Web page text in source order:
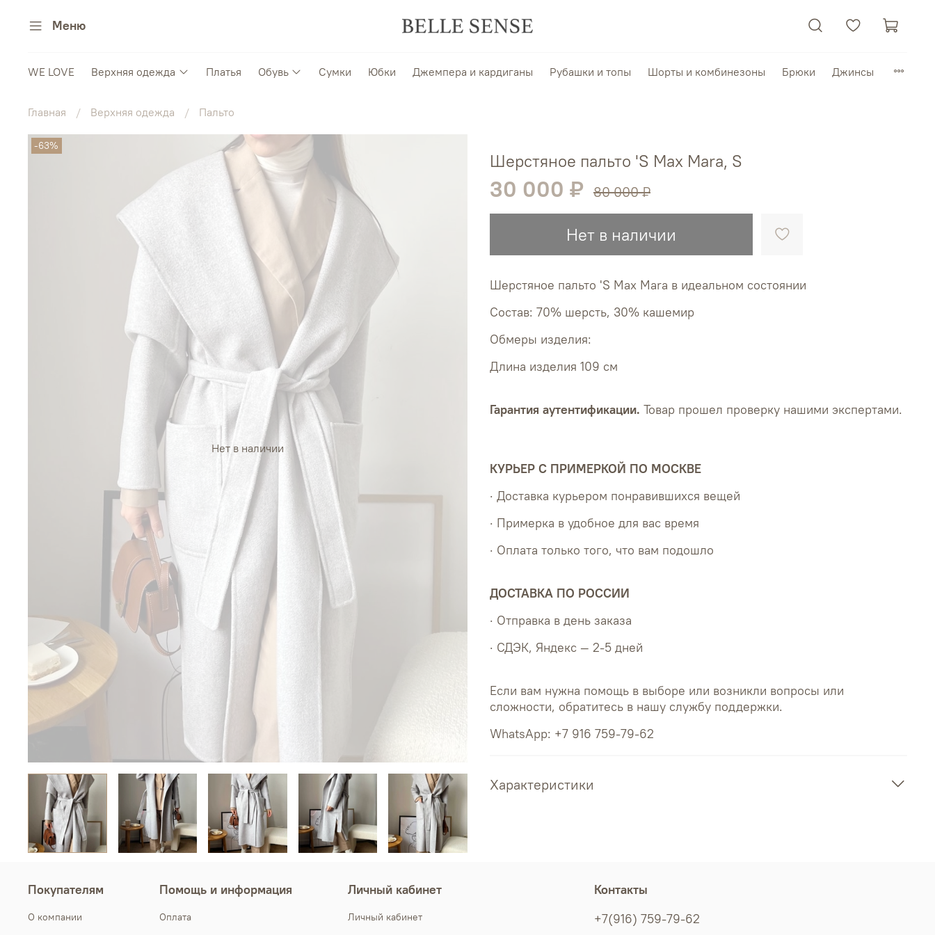
Меню
WE LOVE Верхняя одежда Платья Обувь Сумки Юбки Джемпера и кардиганы Рубашки и топы Шорты и комбинезоны Брюки Джинсы
Главная Верхняя одежда Пальто
Нет в наличии
-63%
Шерстяное пальто 'S Max Mara, S
30 000 ₽ 80 000 ₽
Нет в наличии
Шерстяное пальто 'S Max Mara в идеальном состоянии
Состав: 70% шерсть, 30% кашемир
Обмеры изделия:
Длина изделия 109 см
Гарантия аутентификации. Товар прошел проверку нашими экспертами.
КУРЬЕР С ПРИМЕРКОЙ ПО МОСКВЕ
· Доставка курьером понравившихся вещей
· Примерка в удобное для вас время
· Оплата только того, что вам подошло
ДОСТАВКА ПО РОССИИ
· Отправка в день заказа
· СДЭК, Яндекс — 2-5 дней
Если вам нужна помощь в выборе или возникли вопросы или
сложности, обратитесь в нашу службу поддержки.
WhatsApp: +7 916 759-79-62
Характеристики
Покупателям
О компании
Помощь и информация
Оплата
Личный кабинет
Личный кабинет
Контакты
+7(916) 759-79-62